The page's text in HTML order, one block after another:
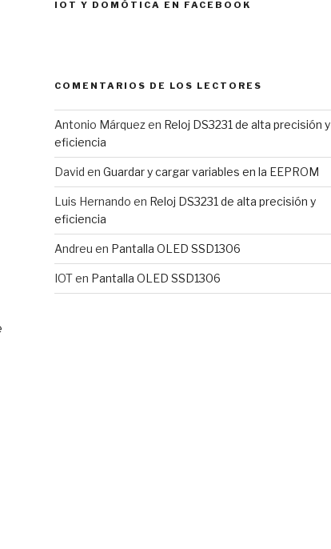
IOT Y DOMÓTICA EN FACEBOOK
COMENTARIOS DE LOS LECTORES
Antonio Márquezen Reloj DS3231 de alta precisión y
eficiencia
David en Guardar y cargar variables en la EEPROM
Luis Hernando en Reloj DS3231 de alta precisión y
eficiencia
Andreu en Pantalla OLED SSD1306
IOTen Pantalla OLED SSD1306